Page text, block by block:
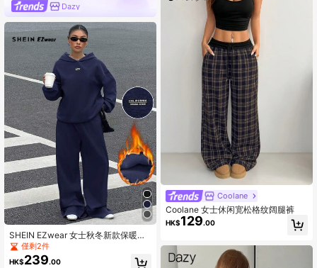
Dazy
SHEIN EZwear 女士秋冬新款保暖休
闲宽松连帽衫和运动裤两件套，海军
蓝
僅剩2件
HK$239.00
Coolane
Coolane 女士休闲宽松格纹阔腿裤
HK$129.00